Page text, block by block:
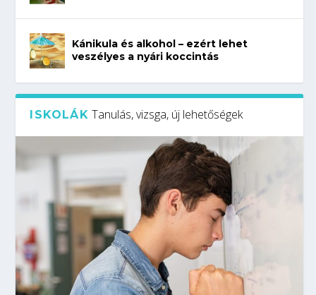
Kánikula és alkohol – ezért lehet
veszélyes a nyári koccintás
ISKOLÁK Tanulás, vizsga, új lehetőségek